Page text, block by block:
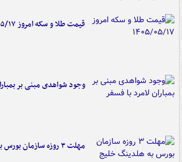
قیمت طلا و سکه امروز ۱۴۰۵/۰۵/۱۷
وجود شواهدی مبنی بر
مهلت ۳ روزه سازمان بورس به هلدینگ خلیج فارس